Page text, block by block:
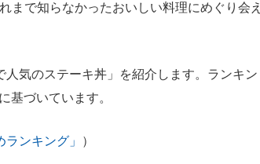
まで知らなかったおいしい料理にめぐり会え
気のステーキ丼」を紹介します。ランキン
基づいています。
ンキング」 ）